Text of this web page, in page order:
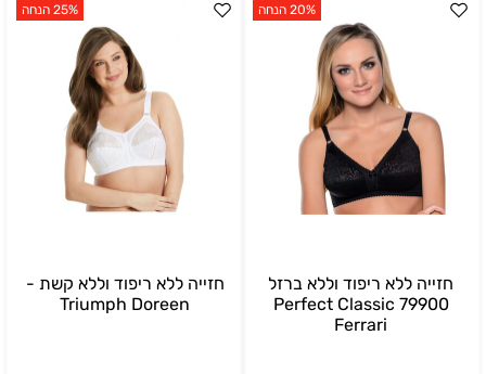
20% הנחה
חזייה ללא ריפוד וללא ברזל
Perfect Classic 79900
Ferrari
25% הנחה
חזייה ללא ריפוד וללא קשת -
Triumph Doreen